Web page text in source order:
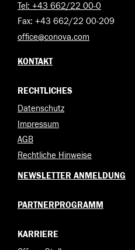
Tel: +43 662/22 00-0
Fax: +43 662/22 00-209
office@conova.com
KONTAKT
RECHTLICHES
Datenschutz
Impressum
AGB
Rechtliche Hinweise
NEWSLETTER ANMELDUNG
PARTNERPROGRAMM
KARRIERE